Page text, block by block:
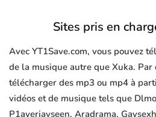
Sites pris en
Avec YT1Save.com, vous pouvez
de la musique autre que Xuka. Par
télécharger des mp3 ou mp4 à
vidéos et de musique tels que
P1ayerjavseen, Aradrama,